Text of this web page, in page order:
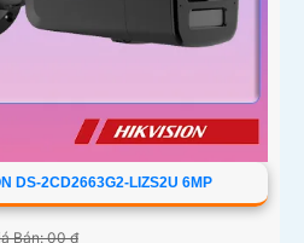
DS-2CD2663G2-LIZS2U 6MP
Bán: 00 ₫